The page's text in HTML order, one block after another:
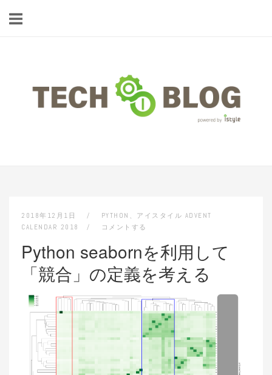
2018年12月1日 PYTHON
アイスタイル ADVENT
CALENDAR 2018
コメントする
Python seabornを利用して
「競合」の定義を考える